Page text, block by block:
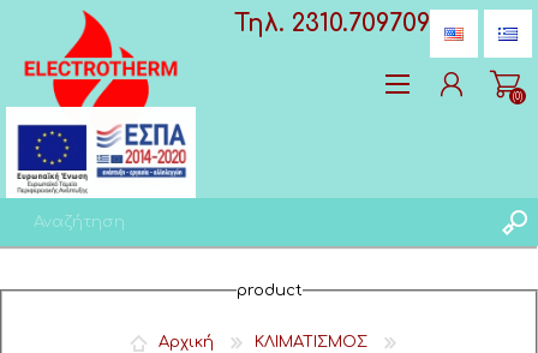
Τηλ. 2310.709709
Αγαπημένα
(0)
product
Αρχική
ΚΛΙΜΑΤΙΣΜΟΣ